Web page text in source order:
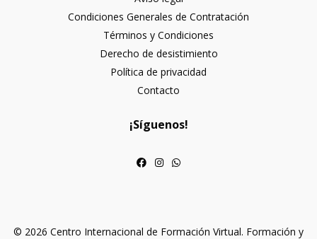
Condiciones Generales de Contratación
Términos y Condiciones
Derecho de desistimiento
Política de privacidad
Contacto
¡Síguenos!
© 2026 Centro Internacional de Formación Virtual. Formación y